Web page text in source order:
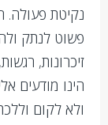
נקיטת
פשוט לנתק
זיכרונות,
הינו מודעים
ולא לקום